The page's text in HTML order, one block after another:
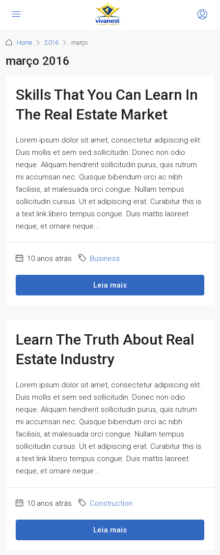
Home 2016 março
março 2016
Skills That You Can Learn In
The Real Estate Market
Lorem ipsum dolor sit amet, consectetur adipiscing elit.
Duis mollis et sem sed sollicitudin. Donec non odio
neque. Aliquam hendrerit sollicitudin purus, quis rutrum
mi accumsan nec. Quisque bibendum orci ac nibh
facilisis, at malesuada orci congue. Nullam tempus
sollicitudin cursus. Ut et adipiscing erat. Curabitur this is
a text link libero tempus congue. Duis mattis laoreet
neque, et ornare neque...
10 anos atrás Business
Leia mais
Learn The Truth About Real
Estate Industry
Lorem ipsum dolor sit amet, consectetur adipiscing elit.
Duis mollis et sem sed sollicitudin. Donec non odio
neque. Aliquam hendrerit sollicitudin purus, quis rutrum
mi accumsan nec. Quisque bibendum orci ac nibh
facilisis, at malesuada orci congue. Nullam tempus
sollicitudin cursus. Ut et adipiscing erat. Curabitur this is
a text link libero tempus congue. Duis mattis laoreet
neque, et ornare neque...
10 anos atrás Construction
Leia mais